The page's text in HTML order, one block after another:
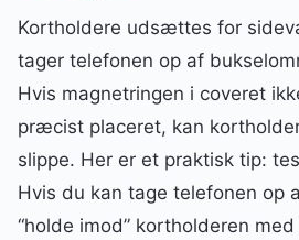
Kortholdere udsættes for
tager telefonen op af
Hvis magnetringen i coveret
præcist placeret, kan
slippe. Her er et praktisk tip:
Hvis du kan tage telefonen op
“holde imod” kortholderen